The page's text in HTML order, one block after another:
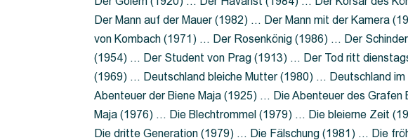
Der Mann auf der Mauer (1982) … Der Mann mit der Kamera
von Kombach (1971) … Der Rosenkönig (1986) … Der
(1954) … Der Student von Prag (1913) … Der Tod ritt
(1969) … Deutschland bleiche Mutter (1980) … Deutschland
Abenteuer der Biene Maja (1925) … Die Abenteuer des
Maja (1976) … Die Blechtrommel (1979) … Die bleierne Zeit
Die dritte Generation (1979) … Die Fälschung (1981) … Die